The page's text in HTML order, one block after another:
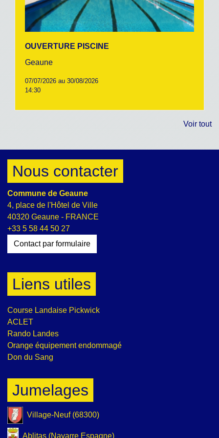
OUVERTURE PISCINE
Geaune
07/07/2026 au 30/08/2026
14:30
Voir tout
Nous contacter
Commune de Geaune
4, place de l'Hôtel de Ville
40320 Geaune - FRANCE
+33 5 58 44 50 27
Contact par formulaire
Liens utiles
Course Landaise Pickwick
ACLET
Rando Landes
Orange équipement endommagé
Don du Sang
Jumelages
Village-Neuf (68300)
Ablitas (Navarre Espagne)